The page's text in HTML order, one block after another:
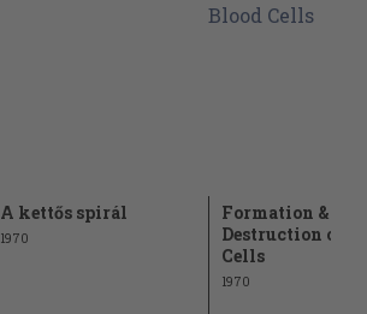
A kettős spirál
1970
Formation &
Destruction of
Cells
1970